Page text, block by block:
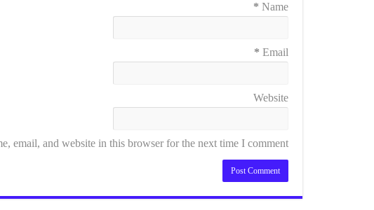
Name
*
Email
*
Website
email, and website in this browser for the next time I comment.